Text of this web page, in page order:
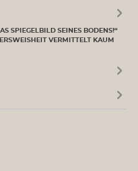
SPIEGELBILD SEINES BODENS!“ D
VERMITTELT KAUM E